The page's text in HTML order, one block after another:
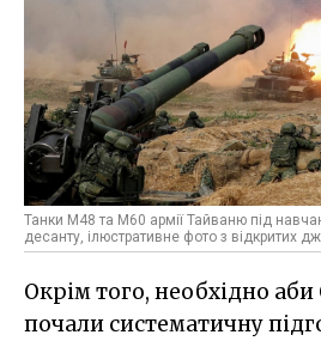
Танки М48 та М60 армії Тайваню під
десанту, ілюстративне фото з відкритих
Окрім того, необхідно
почали систематичну